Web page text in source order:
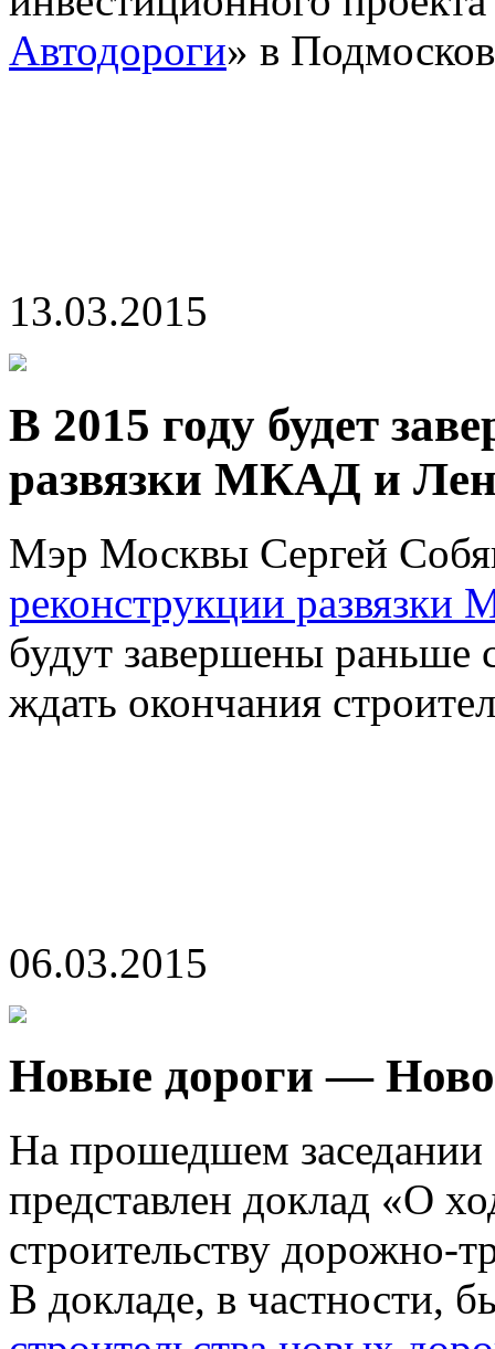
Автодороги» в
13.03.2015
В 2015 году будет
развязки МКАД и
Мэр Москвы Сергей
реконструкции
будут завершены раньше
ждать окончания
06.03.2015
Новые дороги —
На прошедшем заседании
представлен доклад «О
строительству дорожно-
В докладе, в частности,